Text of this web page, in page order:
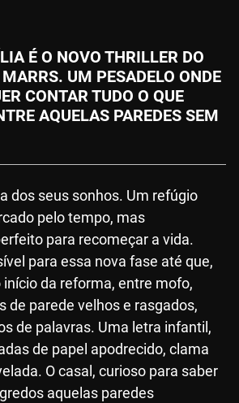
É O NOVO THRILLER DO
UM PESADELO ONDE
CONTAR TUDO O QUE
AQUELAS PAREDES SEM
dos seus sonhos. Um refúgio
pelo tempo, mas
para recomeçar a vida.
para essa nova fase até que,
da reforma, entre mofo,
de parede velhos e rasgados,
de palavras. Uma letra infantil,
de papel apodrecido, clama
O casal, curioso para saber
aquelas paredes